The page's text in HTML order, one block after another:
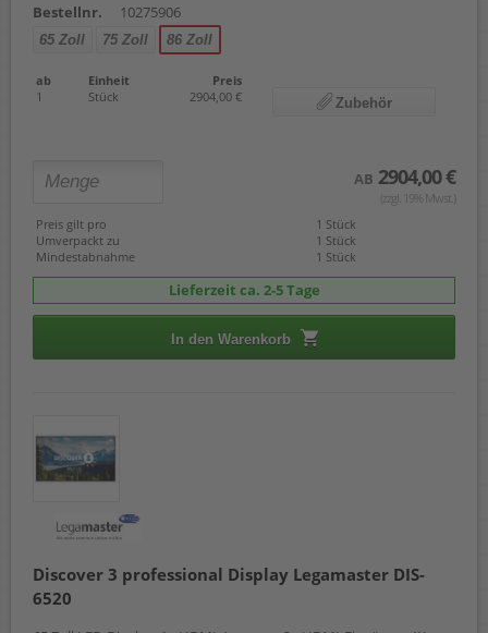
Bestellnr.
10275906
65 Zoll 75 Zoll 86 Zoll
ab Einheit
Preis
1
Stück 2904,00 € Zubehör
AB 2904,00 €
(zzgl. 19% Mwst.)
Preis gilt pro
1 Stück
Umverpackt zu
1 Stück
Mindestabnahme
1 Stück
Lieferzeit ca. 2-5 Tage
In den Warenkorb
Discover 3 professional Display Legamaster DIS-
6520